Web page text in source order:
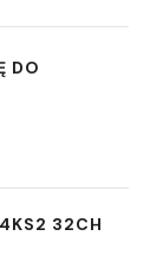
DO
32CH